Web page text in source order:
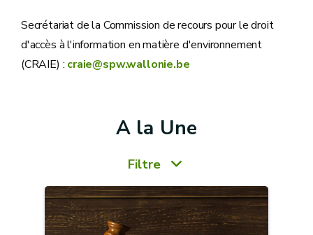
Secrétariat de la Commission de recours pour le droit
d'accès à l'information en matière d'environnement
(CRAIE) : craie@spw.wallonie.be
A la Une
Filtre